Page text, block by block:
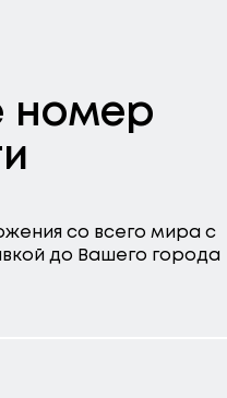
номер
со всего мира с
до Вашего города